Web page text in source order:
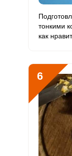
тонкими
как
6